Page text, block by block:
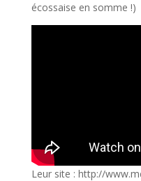
écossaise en somme !)
Leur site : http://